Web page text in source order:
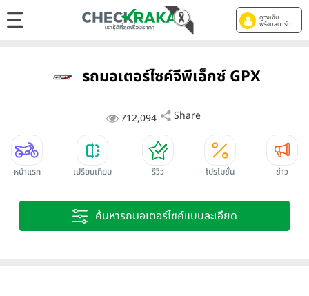
ดูวงเงิน
พร้อมสตาร์ท
รถมอเตอร์ไซค์จีพีเอ็กซ์ GPX
712,094 Share
หน้าแรก เปรียบเทียบ รีวิว โปรโมชั่น ข่าว
ค้นหารถมอเตอร์ไซค์แบบละเอียด